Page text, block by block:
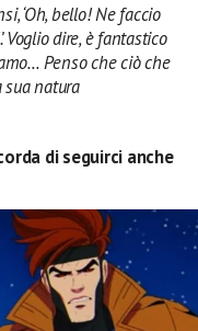
‘Oh, bello! Ne faccio
Voglio dire, è fantastico
Penso che ciò che
natura
di seguirci anche